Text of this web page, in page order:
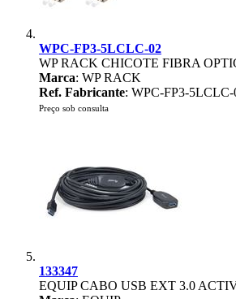
WPC-FP3-5LCLC-02
WP RACK CHICOTE FIBRA
Marca: WP RACK
Ref. Fabricante: WPC-FP3-5LCLC-
Preço sob consulta
133347
EQUIP CABO USB EXT 3.0